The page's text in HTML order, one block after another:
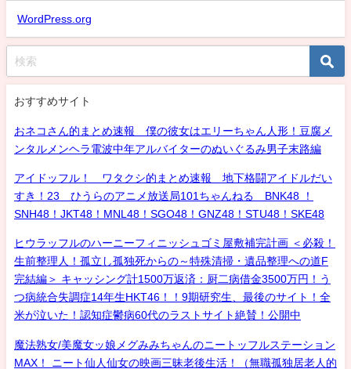
WordPress.org
おすすめサイト
おネコさん的まとめ速報 僕の彼女はエリーちゃん人形！豆腐メ
ンタルメンヘラ電波中年アルバイターのぬいぐるみ男子末路編
アイドッフル！ ワタクシ的まとめ速報 地下格闘アイドルだい
すき！23 ひうらのアニメ放送局101ちゃんねる BNK48 ！
SNH48！JKT48！MNL48！SGO48！GNZ48！STU48！SKE48
ヒウラッフルのハーニーフィニッシュゴミ屋敷補完計画 ＜必殺！
生前整理人！孤立し孤独死からの～特殊清掃・遺品整理への道F
完結編＞ キャッシング計1500万返済：厨二病借金3500万円！う
つ病統合失調症14年生HKT46！！9期研究生、最後のサイト！全
米が泣いた！認知症鬱病60代のラストサイト絶賛！公開中
魔法熟女/美魔女ッ娘メグみみちゃんのニートッフルステーション
MAX！ ニート仙人仙女の映画三昧老後生活！（無職孤独居老人的